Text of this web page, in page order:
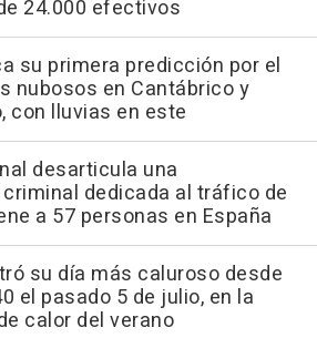
24.000 efectivos
su primera predicción por el
nubosos en Cantábrico y
con lluvias en este
desarticula una
dedicada al tráfico de
a 57 personas en España
su día más caluroso desde
el pasado 5 de julio, en la
calor del verano